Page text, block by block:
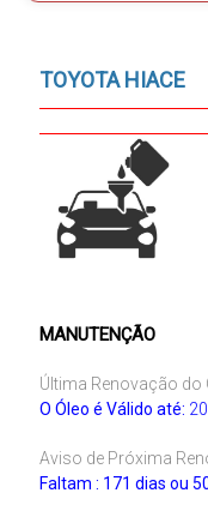
TOYOTA HIACE
MANUTENÇÃO
Última Renovação do
O Óleo é Válido até:
Aviso de Próxima
Faltam : 171 dias ou